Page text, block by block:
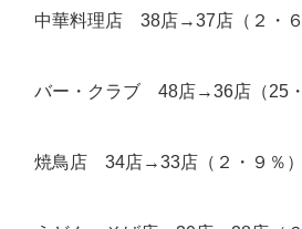
中華料理店 38店→37店（２・６
バー・クラブ 48店→36店（25・
焼鳥店 34店→33店（２・９％）